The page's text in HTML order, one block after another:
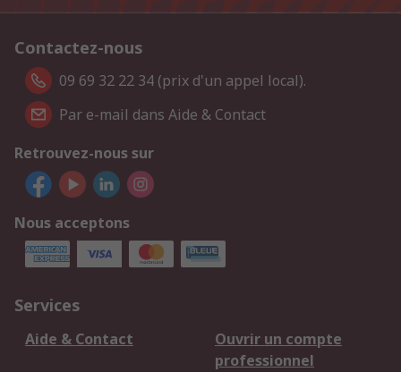
Contactez-nous
09 69 32 22 34 (prix d'un appel local).
Par e-mail dans Aide & Contact
Retrouvez-nous sur
Nous acceptons
Services
Aide & Contact
Ouvrir un compte
professionnel